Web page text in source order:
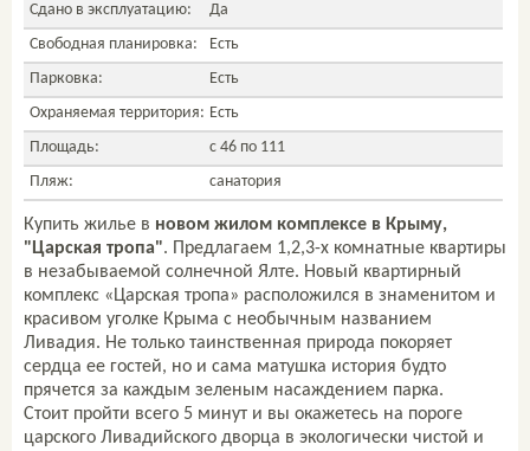
Сдано в эксплуатацию:
Да
Свободная планировка:
Есть
Парковка:
Есть
Охраняемая территория: Есть
Площадь:
с 46 по 111
Пляж:
санатория
Купить жилье в новом жилом комплексе в Крыму,
" Царская тропа". Предлагаем 1,2,3-х комнатные квартиры
в незабываемой солнечной Ялте. Новый квартирный
комплекс «Царская тропа» расположился в знаменитом и
красивом уголке Крыма с необычным названием
Ливадия. Не только таинственная природа покоряет
сердца ее гостей, но и сама матушка история будто
прячется за каждым зеленым насаждением парка.
Стоит пройти всего 5 минут и вы окажетесь на пороге
царского Ливадийского дворца в экологически чистой и